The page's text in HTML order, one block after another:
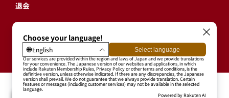
退会
東北楽天ゴールデンイーグルス公式サイト
Copyright © RAKUTEN BASEBALL, INC. All Rights Reserved.